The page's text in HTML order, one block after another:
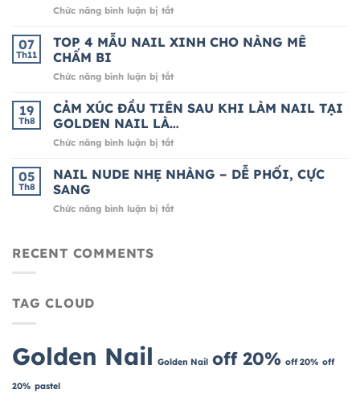
LONG
HÚT
200K
Chức năng bình luận bị tắtở
ĐỎ
SANG
CHO
LỄ
CUỐI
NĂM
07
Th11
TOP 4 MẪU NAIL XINH CHO NÀNG MÊ
CHẤM BI
Chức năng bình luận bị tắtở
4
MẪU
NAIL
XINH
NÀNG
BI
19
Th8
CẢM XÚC ĐẦU TIÊN SAU KHI LÀM NAIL TẠI
GOLDEN NAIL LÀ…
Chức năng bình luận bị tắtở
XÚC
ĐẦU
SAU
05
Th8
NAIL NUDE NHẸ NHÀNG – DỄ PHỐI, CỰC
SANG
Chức năng bình luận bị tắtở
RECENT COMMENTS
TAG CLOUD
Golden Nail Golden Nail off 20% off 20% off
20% pastel